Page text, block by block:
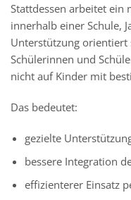
Stattdessen arbeitet ein
innerhalb einer Schule,
Unterstützung orientiert
Schülerinnen und
nicht auf Kinder mit
Das bedeutet:
gezielte
bessere Integration
effizienterer Einsatz